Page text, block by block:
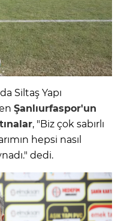
Siltaş Yapı
Şanlıurfaspor'un
, "Biz çok sabırlı
hepsi nasıl
dedi.